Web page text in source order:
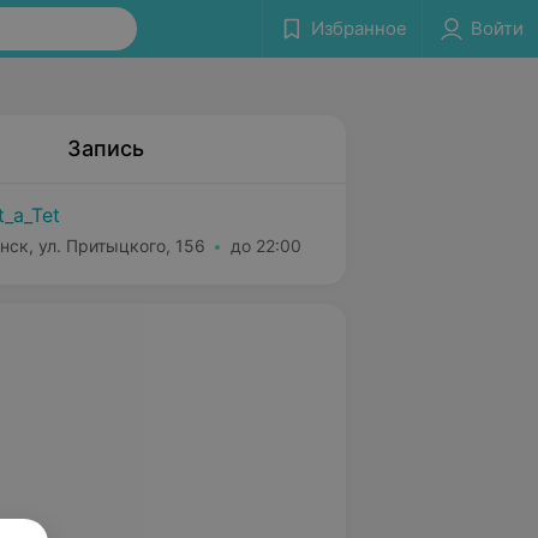
Избранное Войти
Запись
ул. Притыцкого, 156 до 22:00